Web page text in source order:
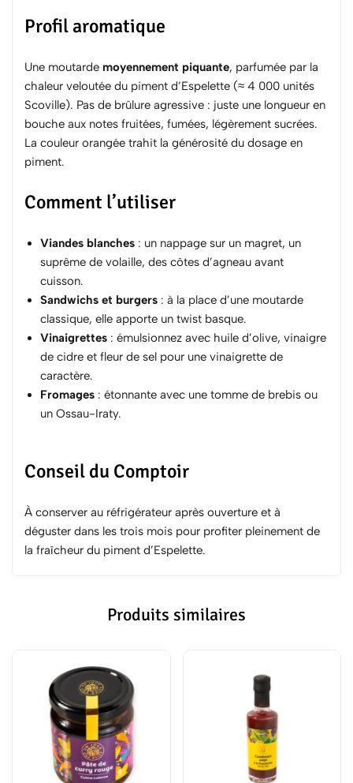
Profil aromatique
Une moutarde moyennement piquante, parfumée par la
chaleur veloutée du piment d’Espelette (≈ 4 000 unités
Scoville). Pas de brûlure agressive : juste une longueur en
bouche aux notes fruitées, fumées, légèrement sucrées.
La couleur orangée trahit la générosité du dosage en
piment.
Comment l’utiliser
Viandes blanches: un nappage sur un magret, un
suprême de volaille, des côtes d’agneau avant
cuisson.
Sandwichs et burgers: à la place d’une moutarde
classique, elle apporte un twist basque.
Vinaigrettes: émulsionnez avec huile d’olive, vinaigre
de cidre et fleur de sel pour une vinaigrette de
caractère.
Fromages: étonnante avec une tomme de brebis ou
un Ossau-Iraty.
Conseil du Comptoir
À conserver au réfrigérateur après ouverture et à
déguster dans les trois mois pour profiter pleinement de
la fraîcheur du piment d’Espelette.
Produits similaires